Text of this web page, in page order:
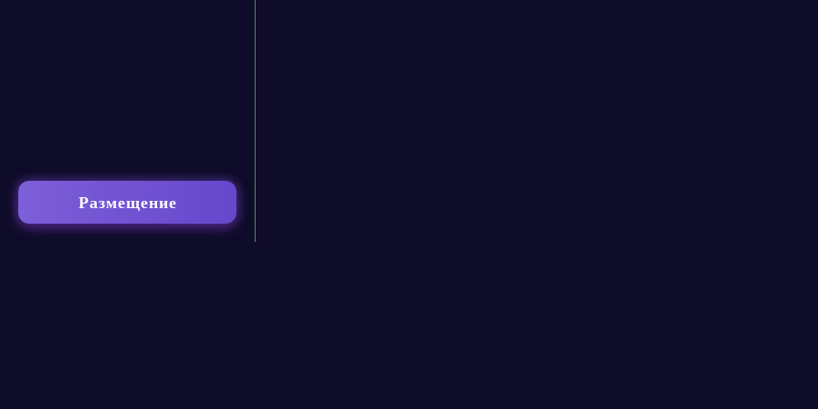
Размещение